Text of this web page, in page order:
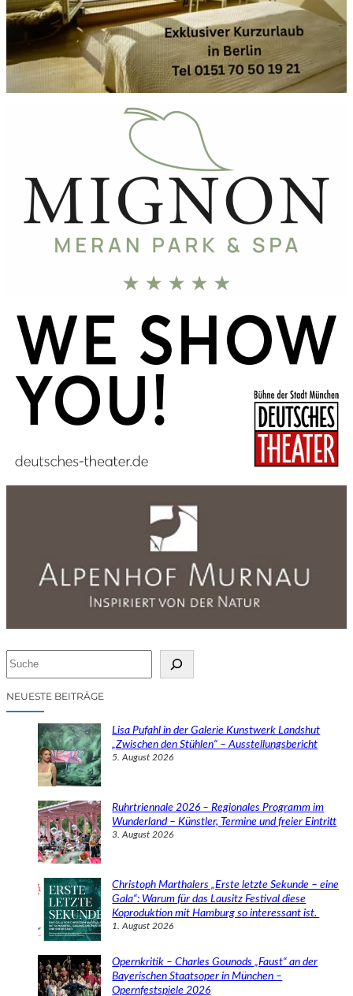
cNEUESTE BEITRÄGE
Lisa Pufahl in der Galerie Kunstwerk Landshut
„Zwischen den Stühlen“ – Ausstellungsbericht
5. August 2026
Ruhrtriennale 2026 – Regionales Programm im
Wunderland – Künstler, Termine und freier Eintritt
3. August 2026
Christoph Marthalers „Erste letzte Sekunde – eine
Gala“: Warum für das Lausitz Festival diese
Koproduktion mit Hamburg so interessant ist.
1. August 2026
Opernkritik – Charles Gounods „Faust“ an der
Bayerischen Staatsoper in München –
Opernfestspiele 2026